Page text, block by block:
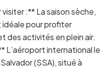
:** La saison sèche,
idéale pour profiter
des activités en plein air.
L’aéroport international le
(SSA), situé à